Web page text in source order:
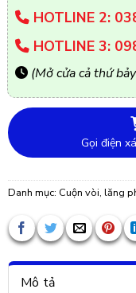
HOTLINE 2:
HOTLINE 3:
(Mở cửa cả thứ
Gọi điện
Danh mục: Cuộn vòi, lăng
Mô tả